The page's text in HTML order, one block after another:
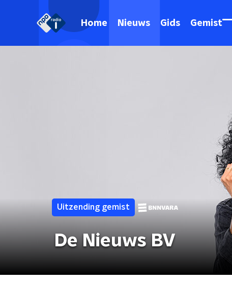
Home Nieuws Gids Gemist
Uitzending gemist
De Nieuws BV